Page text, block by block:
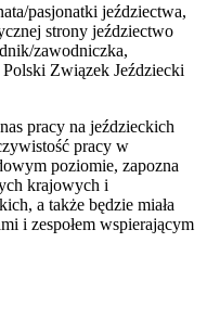
pasjonatki jeździectwa,
strony jeździectwo
zawodniczka,
Związek Jeździecki
pracy na jeździeckich
pracy w
poziomie, zapozna
krajowych i
a także będzie miała
i zespołem wspierającym